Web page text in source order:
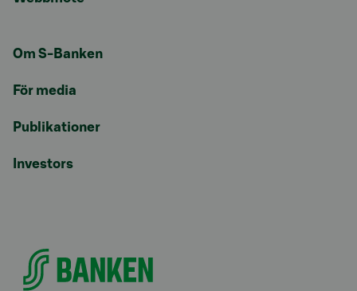
Om S-Banken
För media
Publikationer
Investors